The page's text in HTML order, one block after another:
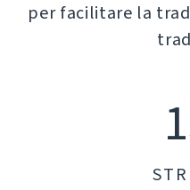
per facilitare la